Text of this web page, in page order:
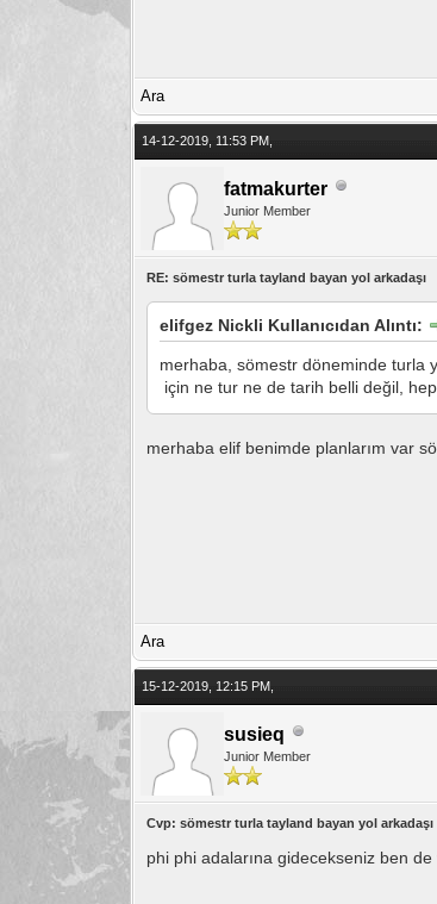
Ara
14-12-2019, 11:53 PM,
fatmakurter
Junior Member
RE: sömestr turla tayland bayan yol arkadaşı
elifgez Nickli Kullanıcıdan Alıntı:
merhaba, sömestr döneminde turla
için ne tur ne de tarih belli değil,
merhaba elif benimde planlarım var
Ara
15-12-2019, 12:15 PM,
susieq
Junior Member
Cvp: sömestr turla tayland bayan yol arkadaşı
phi phi adalarına gidecekseniz ben